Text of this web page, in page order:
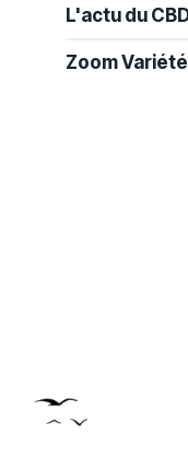
L'actu du
Zoom Variété